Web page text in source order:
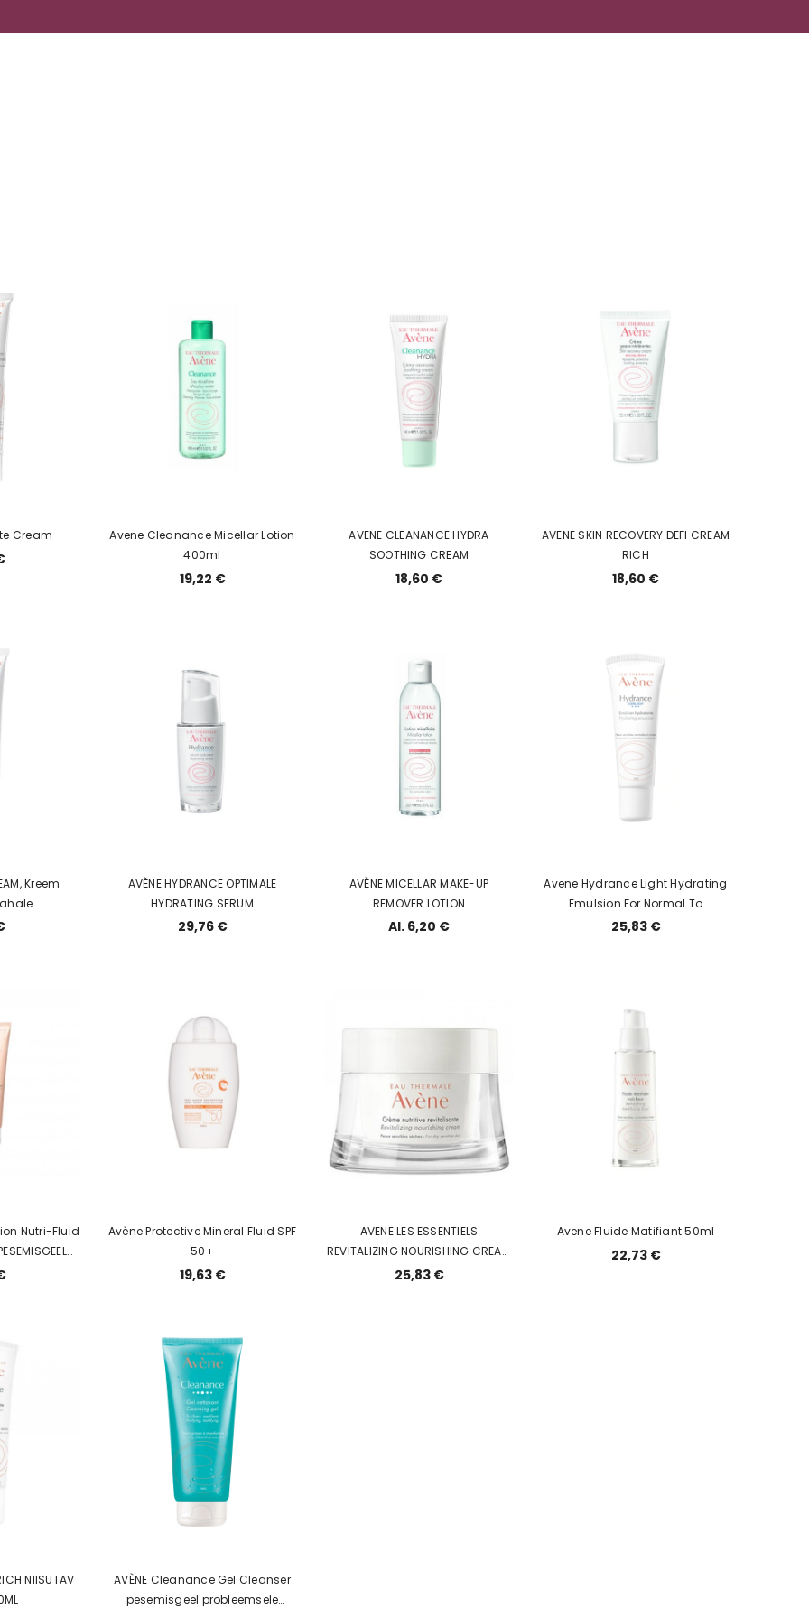
Cream
Avene Cleanance Micellar Lotion
400ml
19,22 €
AVENE CLEANANCE HYDRA
SOOTHING CREAM
18,60 €
AVENE SKIN RECOVERY DEFI CREAM
RICH
18,60 €
Kreem
AVÈNE HYDRANCE OPTIMALE
HYDRATING SERUM
29,76 €
AVÈNE MICELLAR MAKE-UP
REMOVER LOTION
Al. 6,20 €
Avene Hydrance Light Hydrating
Emulsion For Normal To
Combination Sensitive Skin
25,83 €
Nutri-Fluid
NAHALE
Avène Protective Mineral Fluid SPF
50+
19,63 €
AVENE LES ESSENTIELS
REVITALIZING NOURISHING CREAM
50ML
25,83 €
Avene Fluide Matifiant 50ml
22,73 €
NIISUTAV
40ML
AVÈNE Cleanance Gel Cleanser
pesemisgeel probleemsele
50 g
Adidas Get Comfy EDP 100ml
Adidas Ice Dive EDT 100ml set
alessandro EASTER EGG Cuticle